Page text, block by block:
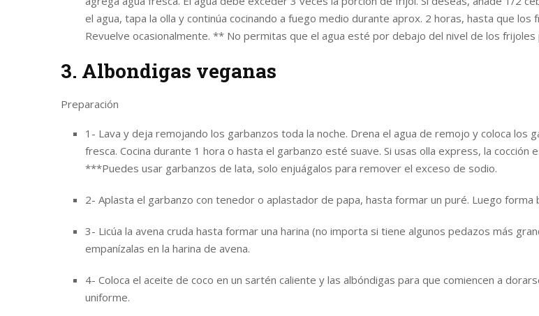
el agua, tapa la olla y continúa cocinando a fuego medio durante aprox. 2 horas, hasta que
Revuelve ocasionalmente. ** No permitas que el agua esté por debajo del nivel de los
3. Albondigas veganas
Preparación
1- Lava y deja remojando los garbanzos toda la noche. Drena el agua de remojo y coloca los
fresca. Cocina durante 1 hora o hasta el garbanzo esté suave. Si usas olla express, la cocción
***Puedes usar garbanzos de lata, solo enjuágalos para remover el exceso de sodio.
2- Aplasta el garbanzo con tenedor o aplastador de papa, hasta formar un puré. Luego
3- Licúa la avena cruda hasta formar una harina (no importa si tiene algunos pedazos más
empanízalas en la harina de avena.
4- Coloca el aceite de coco en un sartén caliente y las albóndigas para que comiencen a
uniforme.